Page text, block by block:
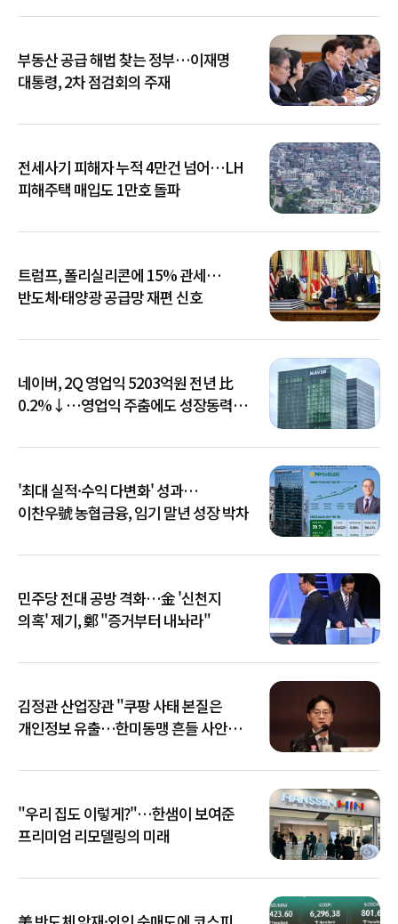
부동산 공급 해법 찾는 정부…이재명
대통령, 2차 점검회의 주재
전세사기 피해자 누적 4만건 넘어…LH
피해주택 매입도 1만호 돌파
트럼프, 폴리실리콘에 15% 관세…
반도체·태양광 공급망 재편 신호
네이버, 2Q 영업익 5203억원 전년 比
0.2%↓…영업익 주춤에도 성장동력
'최대 실적·수익 다변화' 성과…
이찬우號 농협금융, 임기 말년 성장 박차
민주당 전대 공방 격화…金 '신천지
의혹' 제기, 鄭 "증거부터 내놔라"
김정관 산업장관 "쿠팡 사태 본질은
개인정보 유출…한미동맹 흔들 사안
"우리 집도 이렇게?"…한샘이 보여준
프리미엄 리모델링의 미래